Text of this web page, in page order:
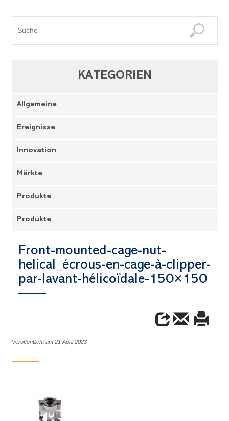
KATEGORIEN
Allgemeine
Ereignisse
Innovation
Märkte
Produkte
Produkte
Front-mounted-cage-nut-
helical_écrous-en-cage-à-clipper-
par-lavant-hélicoïdale-150×150
Veröffentlicht am 21 April 2023